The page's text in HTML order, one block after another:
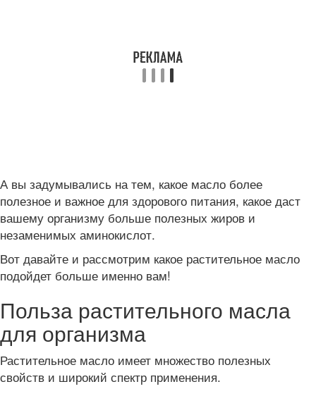
А вы задумывались на тем, какое масло более
полезное и важное для здорового питания, какое даст
вашему организму больше полезных жиров и
незаменимых аминокислот.
Вот давайте и рассмотрим какое растительное масло
подойдет больше именно вам!
Польза растительного масла
для организма
Растительное масло имеет множество полезных
свойств и широкий спектр применения.